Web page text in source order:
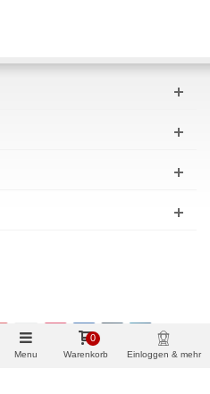
Menu Warenkorb
0
Einloggen & mehr